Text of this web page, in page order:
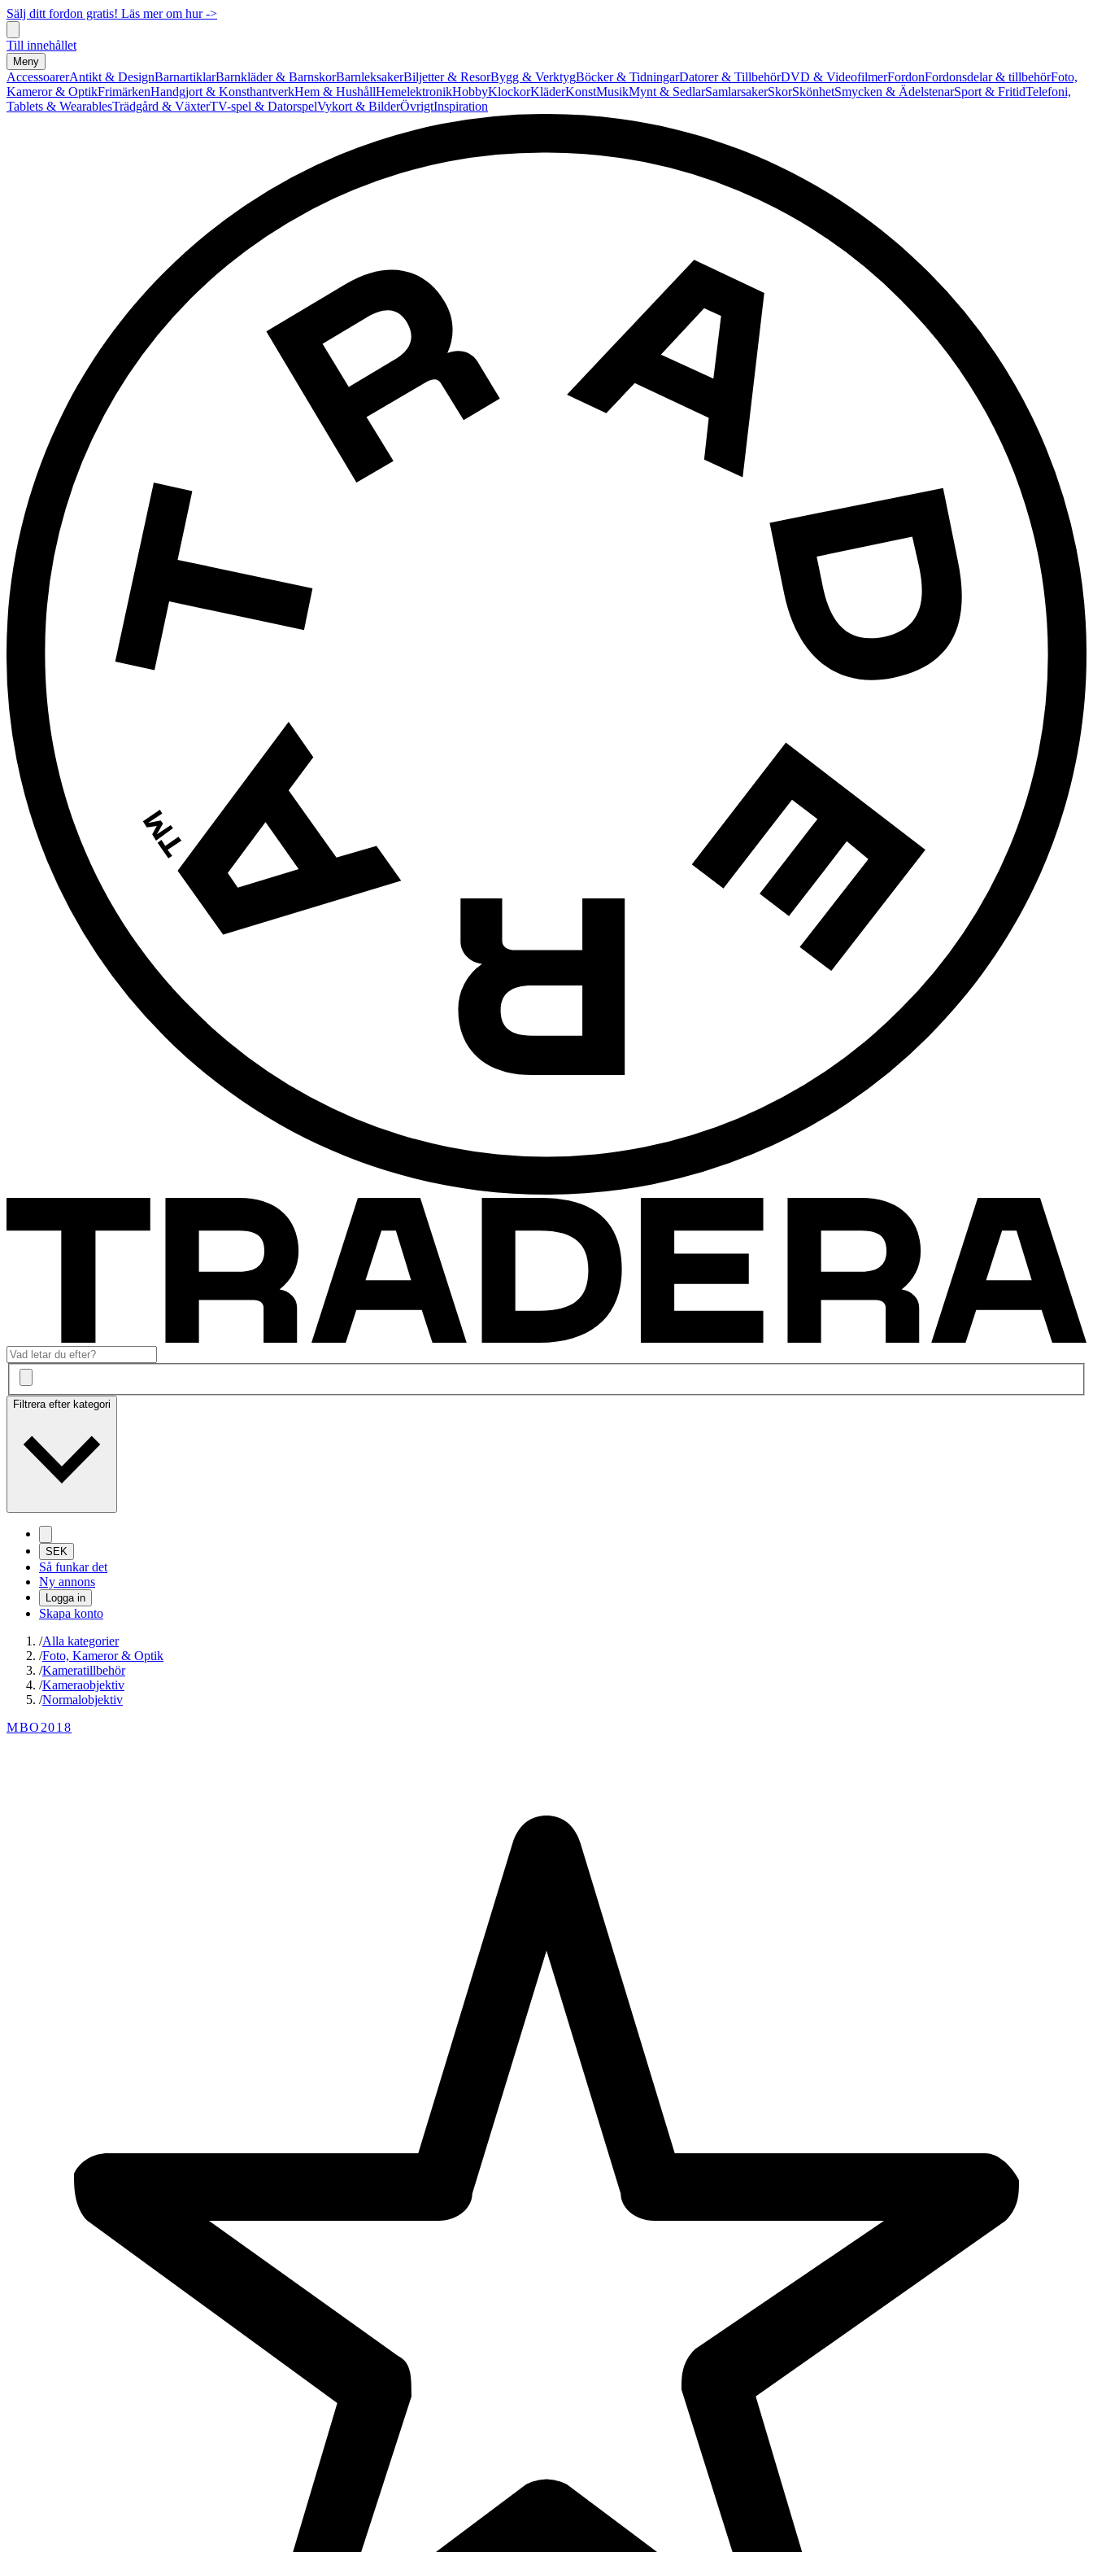
Sälj ditt fordon gratis! Läs mer om hur ->
Till innehållet
Meny
AccessoarerAntikt & DesignBarnartiklarBarnkläder & BarnskorBarnleksakerBiljetter & ResorBygg & VerktygBöcker & TidningarDatorer & TillbehörDVD & VideofilmerFordonFordonsdelar & tillbehörFoto,
Kameror & OptikFrimärkenHandgjort & KonsthantverkHem & HushållHemelektronikHobbyKlockorKläderKonstMusikMynt & SedlarSamlarsakerSkorSkönhetSmycken & ÄdelstenarSport & FritidTelefoni,
Tablets & WearablesTrädgård & VäxterTV-spel & DatorspelVykort & BilderÖvrigtInspiration
Filtrera efter kategori
SEK
Så funkar det
Ny annons
Logga in
Skapa konto
/Alla kategorier
/Foto, Kameror & Optik
/Kameratillbehör
/Kameraobjektiv
/Normalobjektiv
MBO2018